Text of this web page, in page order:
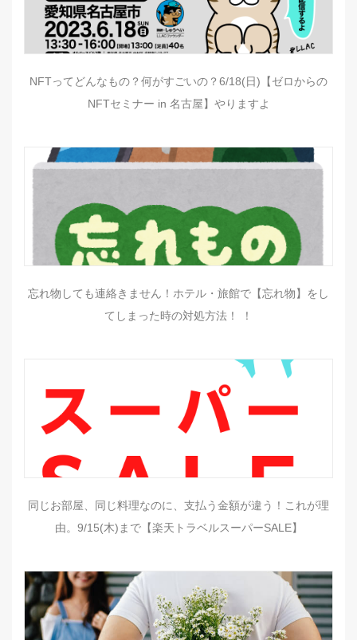
NFTってどんなもの？何がすごいの？6/18(日)【ゼロからの
NFTセミナー in 名古屋】やりますよ
忘れ物しても連絡きません！ホテル・旅館で【忘れ物】をし
てしまった時の対処方法！ ！
同じお部屋、同じ料理なのに、支払う金額が違う！これが理
由。9/15(木)まで【楽天トラベルスーパーSALE】